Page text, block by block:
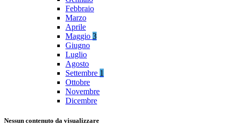
Febbraio
Marzo
Aprile
Maggio 3
Giugno
Luglio
Agosto
Settembre 1
Ottobre
Novembre
Dicembre
Nessun contenuto da visualizzare